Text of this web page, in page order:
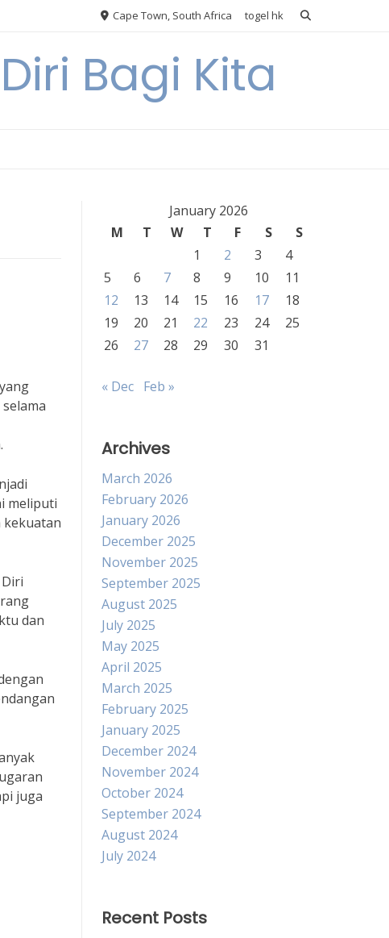
Cape Town, South Africa togel hk
Bagi Kita
meliputi
kekuatan
dan
juga
January 2026
M
T W T F S
S
1
2 3
4
5
6 7 8 9 10
11
12
13 14 15 16 17
18
19
20 21 22 23 24
25
26
27 28 29 30 31
« Dec Feb »
Archives
March 2026
February 2026
January 2026
December 2025
November 2025
September 2025
August 2025
July 2025
May 2025
April 2025
March 2025
February 2025
January 2025
December 2024
November 2024
October 2024
September 2024
August 2024
July 2024
Recent Posts